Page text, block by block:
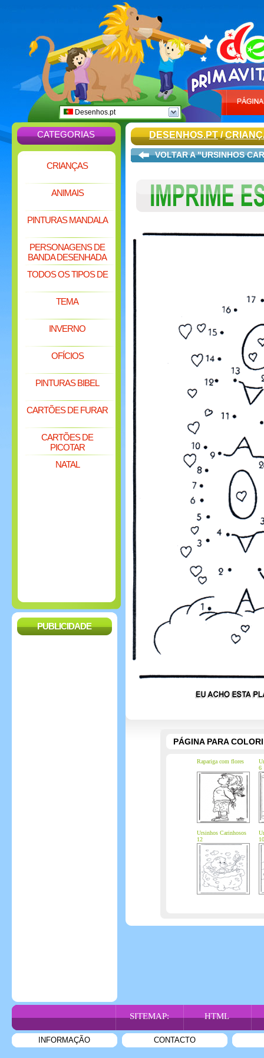
Desenhos.pt
CATEGORIAS
CRIANÇAS
ANIMAIS
PINTURAS MANDALA
PERSONAGENS DE
BANDA DESENHADA
TODOS OS TIPOS DE
TEMA
INVERNO
OFÍCIOS
PINTURAS BIBEL
CARTÕES DE FURAR
CARTÕES DE
PICOTAR
NATAL
PUBLICIDADE
DESENHOS.PT/
VOLTAR A "URSINHOS
PÁGINA PARA
Rapariga com flores
6
Ursinhos Carinhosos
12
10
SITEMAP: HTML
INFORMAÇÃO CONTACTO